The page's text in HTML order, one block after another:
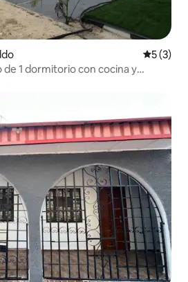
5 (3)
1 dormitorio con cocina y